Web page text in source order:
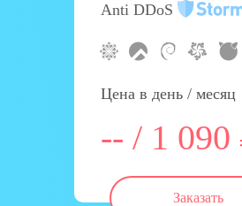
Anti DDoS
Цена в день / месяц
-- / 1 090
Заказать